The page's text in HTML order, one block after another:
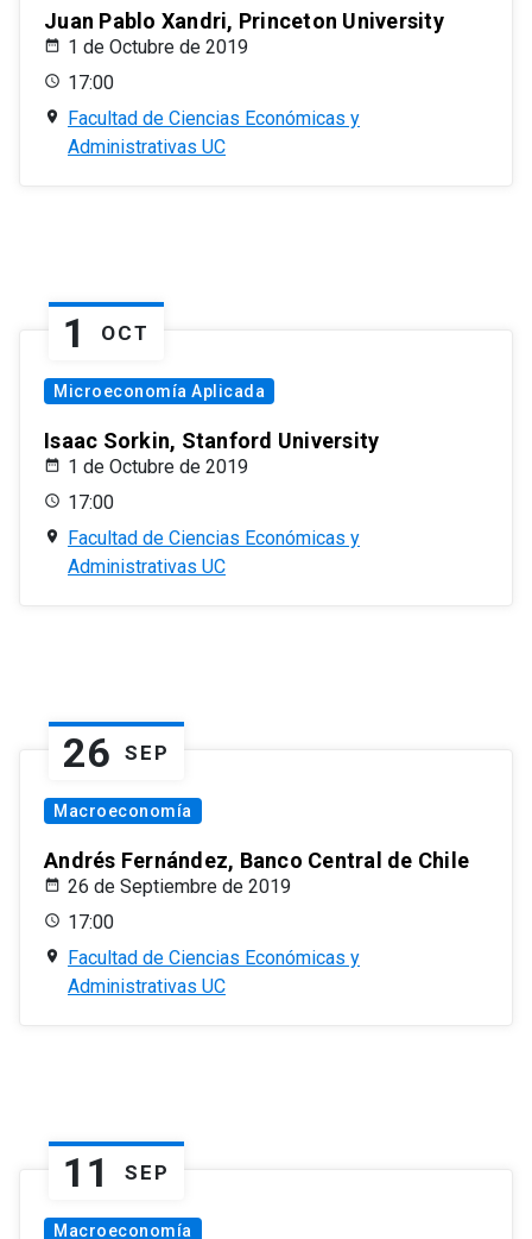
Juan Pablo Xandri, Princeton University
1 de Octubre de 2019
17:00
Facultad de Ciencias Económicas y
Administrativas UC
1 OCT
Microeconomía Aplicada
Isaac Sorkin, Stanford University
1 de Octubre de 2019
17:00
Facultad de Ciencias Económicas y
Administrativas UC
26 SEP
Macroeconomía
Andrés Fernández, Banco Central de Chile
26 de Septiembre de 2019
17:00
Facultad de Ciencias Económicas y
Administrativas UC
11 SEP
Macroeconomía